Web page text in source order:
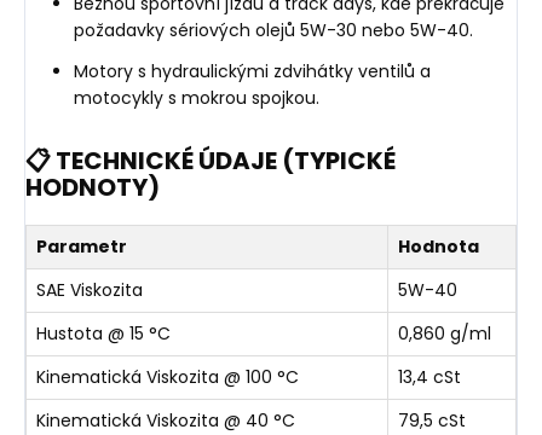
požadavky sériových olejů 5W-30 nebo 5W-40.
Motory s hydraulickými zdvihátky ventilů a
motocykly s mokrou spojkou.
📋 TECHNICKÉ ÚDAJE (TYPICKÉ
HODNOTY)
Parametr
Hodnota
SAE Viskozita
5W-40
Hustota @ 15 °C
0,860 g/ml
Kinematická Viskozita @ 100 °C
13,4 cSt
Kinematická Viskozita @ 40 °C
79,5 cSt